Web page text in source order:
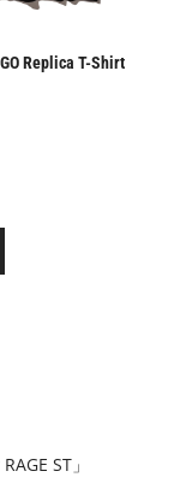
Replica T-Shirt
ST」